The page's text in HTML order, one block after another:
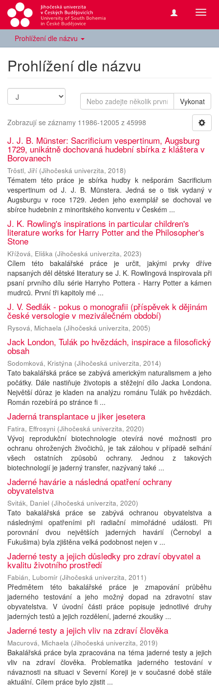
Prohlížení dle názvu
Prohlížení dle názvu
Vykonat
Zobrazují se záznamy 11986-12005 z 45998
J. J. B. Münster: Sacrificium vespertinum, Augsburg
1729, unikátně dochovaná hudební sbírka z kláštera v
Borovanech
Tröstl, Jiří (Jihočeská univerzita, 2018)
Tématem této práce je sbírka hudby k nešporám Sacrificium
vespertinum od J. J. B. Münstera. Jedná se o tisk vydaný v
Augsburgu v roce 1729. Jeden jeho exemplář se dochoval ve
sbírce hudebnin z minoritského konventu v Českém ...
J. K. Rowling's inspirations in particular children's
literature works for Harry Potter and the Philosopher's
Stone
Křížová, Eliška (Jihočeská univerzita, 2023)
Cílem této bakalářské práce je určit, jakými prvky dříve
napsaných děl dětské literatury se J. K. Rowlingová inspirovala při
psaní prvního dílu série Harryho Pottera - Harry Potter a kámen
mudrců. První tři kapitoly mé ...
J. V. Sedlák - pokus o monografii (příspěvek k dějinám
české versologie v meziválečném období)
Rysová, Michaela (Jihočeská univerzita, 2005)
Jack London, Tulák po hvězdách, inspirace a filosofický
obsah
Sodomková, Kristýna (Jihočeská univerzita, 2014)
Tato bakalářská práce se zabývá americkým naturalismem a jeho
počátky. Dále nastiňuje životopis a stěžejní dílo Jacka Londona.
Největší důraz je kladen na analýzu románu Tulák po hvězdách.
Román rozebírá po stránce fi ...
Jaderná transplantace u jiker jesetera
Fatira, Effrosyni (Jihočeská univerzita, 2020)
Vývoj reprodukční biotechnologie otevírá nové možnosti pro
ochranu ohrožených živočichů, je tak zálohou v případě selhání
všech ostatních způsobů ochrany. Jednou z takových
biotechnologií je jaderný transfer, nazývaný také ...
Jaderné havárie a následná opatření ochrany
obyvatelstva
Sviták, Daniel (Jihočeská univerzita, 2020)
Tato bakalářská práce se zabývá ochranou obyvatelstva a
následnými opatřeními při radiační mimořádné události. Při
porovnání dvou největších jaderných havárií (Černobyl a
Fukušima) byla zjištěna velká podobnost nejen v ...
Jaderné testy a jejich důsledky pro zdraví obyvatel a
kvalitu životního prostředí
Fabián, Lubomír (Jihočeská univerzita, 2011)
Předmětem této bakalářské práce je zmapování průběhu
jaderného testování a jeho možný dopad na zdravotní stav
obyvatelstva. V úvodní části práce popisuje jednotlivé druhy
jaderných testů a jejich rozdělení, jaderné zkoušky ...
Jaderné testy a jejich vliv na zdraví člověka
Macurová, Michaela (Jihočeská univerzita, 2019)
Bakalářská práce byla zpracována na téma jaderné testy a jejich
vliv na zdraví člověka. Problematika jaderného testování v
návaznosti na situaci v Severní Koreji je v současné době stále
aktuální. Cílem práce bylo zjistit ...